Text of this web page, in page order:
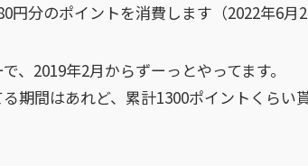
分のポイントを消費します（2022年6月
、2019年2月からずーっとやってます。
期間はあれど、累計1300ポイントくらい